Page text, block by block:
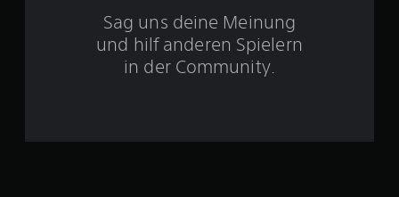
n
Sag uns deine Meinung
und hilf anderen Spielern
in der Community.